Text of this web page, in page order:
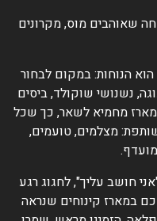
שאוהבים מוס, מקרונים
הנוחות: במקום לבחור
נשנושי שוקולד, ביסים
מחמיא לשאר, כך שכל
מצלמים, טועמים,
עליך", לחגוג רגע
קינוחים שנראה